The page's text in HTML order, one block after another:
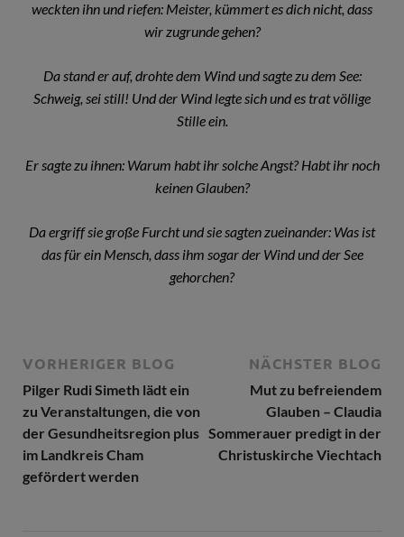
weckten ihn und riefen: Meister, kümmert es dich nicht, dass
wir zugrunde gehen?
Da stand er auf, drohte dem Wind und sagte zu dem See:
Schweig, sei still! Und der Wind legte sich und es trat völlige
Stille ein.
Er sagte zu ihnen: Warum habt ihr solche Angst? Habt ihr noch
keinen Glauben?
Da ergriff sie große Furcht und sie sagten zueinander: Was ist
das für ein Mensch, dass ihm sogar der Wind und der See
gehorchen?
VORHERIGER BLOG
Pilger Rudi Simeth lädt ein
zu Veranstaltungen, die von
der Gesundheitsregion plus
im Landkreis Cham
gefördert werden
NÄCHSTER BLOG
Mut zu befreiendem
Glauben – Claudia
Sommerauer predigt in der
Christuskirche Viechtach